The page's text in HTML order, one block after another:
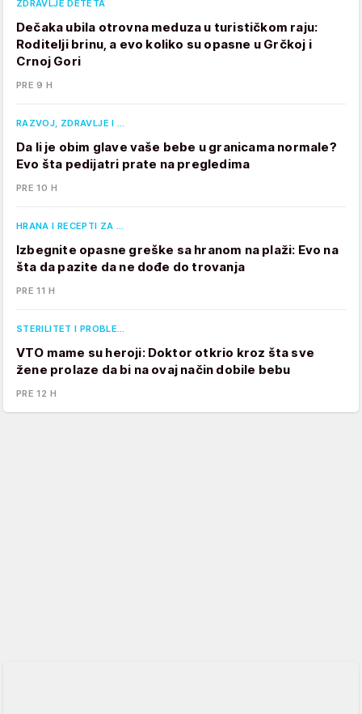
ZDRAVLJE DETETA
Dečaka ubila otrovna meduza u turističkom raju:
Roditelji brinu, a evo koliko su opasne u Grčkoj i
Crnoj Gori
PRE 9 H
RAZVOJ, ZDRAVLJE I …
Da li je obim glave vaše bebe u granicama normale?
Evo šta pedijatri prate na pregledima
PRE 10 H
HRANA I RECEPTI ZA …
Izbegnite opasne greške sa hranom na plaži: Evo na
šta da pazite da ne dođe do trovanja
PRE 11 H
STERILITET I PROBLE…
VTO mame su heroji: Doktor otkrio kroz šta sve
žene prolaze da bi na ovaj način dobile bebu
PRE 12 H